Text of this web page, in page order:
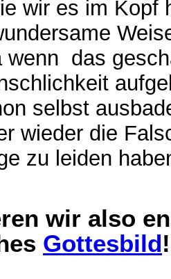
wir es im Kopf
wenn das
selbst
wieder die
zu leiden
wir also
Gottesbild!